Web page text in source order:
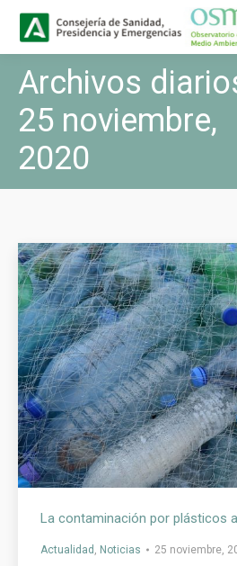
Archivos
25 noviembre,
2020
Actualidad Noticias 25 noviembre,